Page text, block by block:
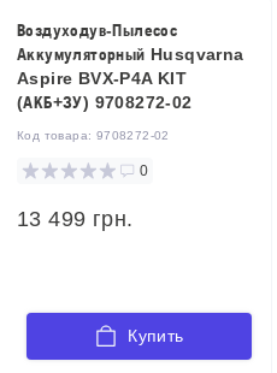
Воздуходув-Пылесос
Аккумуляторный Husqvarna
Aspire BVX-P4A KIT
(АКБ+ЗУ) 9708272-02
Код товара: 9708272-02
0
13 499 грн.
Купить